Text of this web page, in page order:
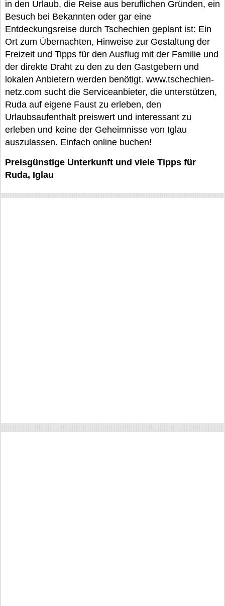
in den Urlaub, die Reise aus beruflichen Gründen, ein
Besuch bei Bekannten oder gar eine
Entdeckungsreise durch Tschechien geplant ist: Ein
Ort zum Übernachten, Hinweise zur Gestaltung der
Freizeit und Tipps für den Ausflug mit der Familie und
der direkte Draht zu den zu den Gastgebern und
lokalen Anbietern werden benötigt. www.tschechien-
netz.com sucht die Serviceanbieter, die unterstützen,
Ruda auf eigene Faust zu erleben, den
Urlaubsaufenthalt preiswert und interessant zu
erleben und keine der Geheimnisse von Iglau
auszulassen. Einfach online buchen!
Preisgünstige Unterkunft und viele Tipps für
Ruda, Iglau